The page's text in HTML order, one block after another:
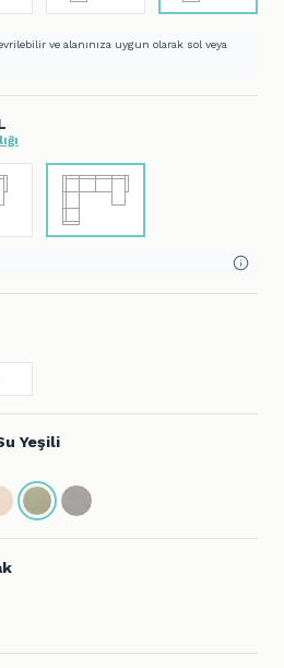
ve alanınıza uygun olarak sol veya
Yeşili